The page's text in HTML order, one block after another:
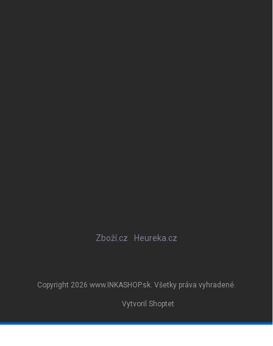
Zboží.cz Heureka.cz
Vytvoril Shoptet
Copyright 2026 www.INKASHOP.sk. Všetky práva vyhradené.